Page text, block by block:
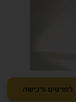
לפרטים ורכישה